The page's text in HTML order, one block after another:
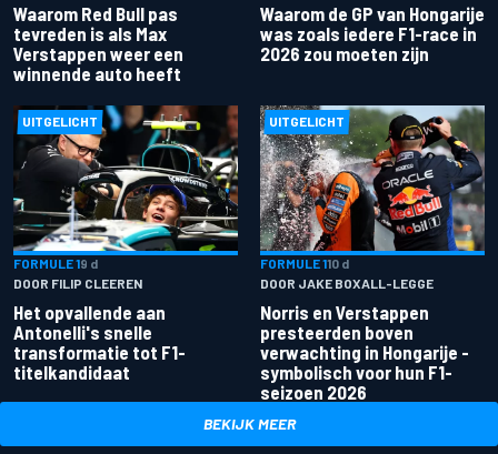
Waarom Red Bull pas
tevreden is als Max
Verstappen weer een
winnende auto heeft
Waarom de GP van Hongarije
was zoals iedere F1-race in
2026 zou moeten zijn
UITGELICHT
FORMULE 19 d
DOOR FILIP CLEEREN
Het opvallende aan
Antonelli's snelle
transformatie tot F1-
titelkandidaat
UITGELICHT
FORMULE 110 d
DOOR JAKE BOXALL-LEGGE
Norris en Verstappen
presteerden boven
verwachting in Hongarije -
symbolisch voor hun F1-
seizoen 2026
BEKIJK MEER